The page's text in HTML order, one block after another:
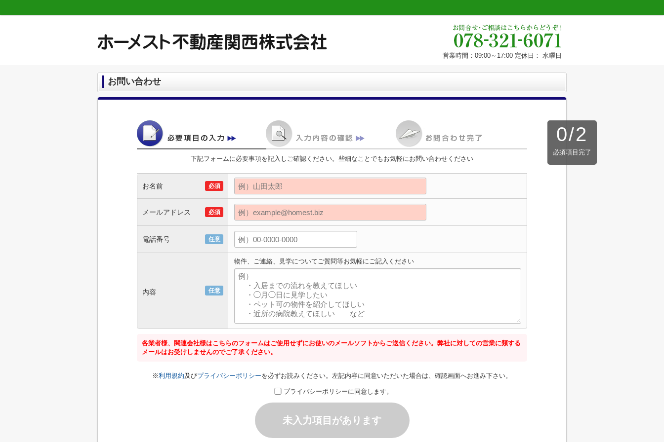
営業時間：09:00～17:00 定休日： 水曜日
お問い合わせ
0/2
必須項目完了
下記フォームに必要事項を記入しご確認ください。些細なことでもお気軽にお問い合わせください
お名前 必須
メールアドレス 必須
電話番号 任意
内容 任意
物件、ご連絡、見学についてご質問等お気軽にご記入ください
各業者様、関連会社様はこちらのフォームはご使用せずにお使いのメールソフトからご送信ください。弊社に対しての営業に類する
メールはお受けしませんのでご了承ください。
※利用規約及びプライバシーポリシーを必ずお読みください。左記内容に同意いただいた場合は、確認画面へお進み下さい。
プライバシーポリシーに同意します。
未入力項目があります